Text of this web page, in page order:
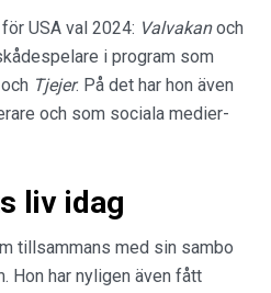
USA val 2024: Valvakanoch
i program som
Tjejer. På det har hon även
och som sociala medier-
liv idag
tillsammans med sin sambo
Hon har nyligen även fått